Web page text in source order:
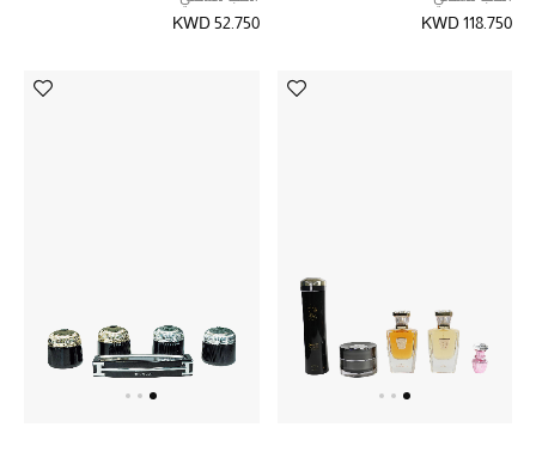
مجوهرات فاخرة للنساء
هدايا مُعبرة
تسوقوا المجوهرات
KWD 118.750
KWD 52.750